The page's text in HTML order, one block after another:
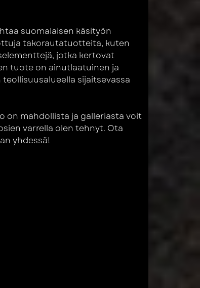
suomalaisen käsityön
takorautatuotteita, kuten
jotka kertovat
tuote on ainutlaatuinen ja
sijaitsevassa
on mahdollista ja galleriasta voit
varrella olen tehnyt. Ota
yhdessä!